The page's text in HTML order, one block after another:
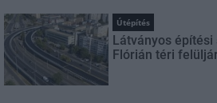
Útépítés
Látványos építési
Flórián téri